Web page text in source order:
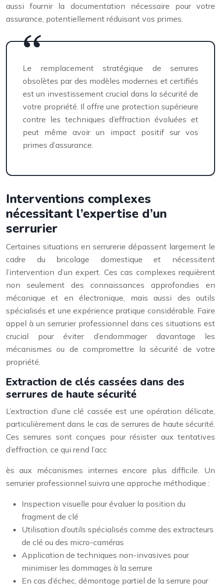
aussi fournir la documentation nécessaire pour votre
assurance, potentiellement réduisant vos primes.
Le remplacement stratégique de serrures
obsolètes par des modèles modernes et certifiés
est un investissement crucial dans la sécurité de
votre propriété. Il offre une protection supérieure
contre les techniques d’effraction évoluées et
peut même avoir un impact positif sur vos
primes d’assurance.
Interventions complexes
nécessitant l’expertise d’un
serrurier
Certaines situations en serrurerie dépassent largement le
cadre du bricolage domestique et nécessitent
l’intervention d’un expert. Ces cas complexes requièrent
non seulement des connaissances approfondies en
mécanique et en électronique, mais aussi des outils
spécialisés et une expérience pratique considérable. Faire
appel à un serrurier professionnel dans ces situations est
crucial pour éviter d’endommager davantage les
mécanismes ou de compromettre la sécurité de votre
propriété.
Extraction de clés cassées dans des
serrures de haute sécurité
L’extraction d’une clé cassée est une opération délicate,
particulièrement dans le cas de serrures de haute sécurité.
Ces serrures sont conçues pour résister aux tentatives
d’effraction, ce qui rend l’acc
ès aux mécanismes internes encore plus difficile. Un
serrurier professionnel suivra une approche méthodique :
Inspection visuelle pour évaluer la position du
fragment de clé
Utilisation d’outils spécialisés comme des extracteurs
de clé ou des micro-caméras
Application de techniques non-invasives pour
minimiser les dommages à la serrure
En cas d’échec, démontage partiel de la serrure pour